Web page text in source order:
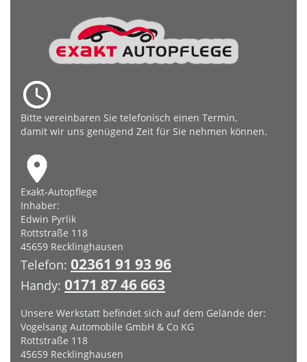
Bitte vereinbaren Sie telefonisch einen Termin,
damit wir uns genügend Zeit für Sie nehmen können.
Exakt-Autopflege
Inhaber:
Edwin Pyrlik
Rottstraße 118
45659 Recklinghausen
Telefon: 02361 91 93 96
Handy: 0171 87 46 663
Unsere Werkstatt befindet sich auf dem Gelände der:
Vogelsang Automobile GmbH & Co KG
Rottstraße 118
45659 Recklinghausen